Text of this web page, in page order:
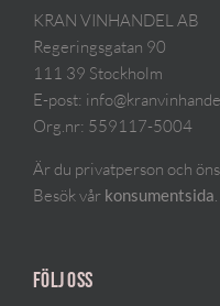
KRAN VINHANDEL AB
Regeringsgatan 90
111 39 Stockholm
E-post:
Org.nr: 559117-5004
Är du privatperson och
Besök vår konsumentsida
FÖLJ OSS